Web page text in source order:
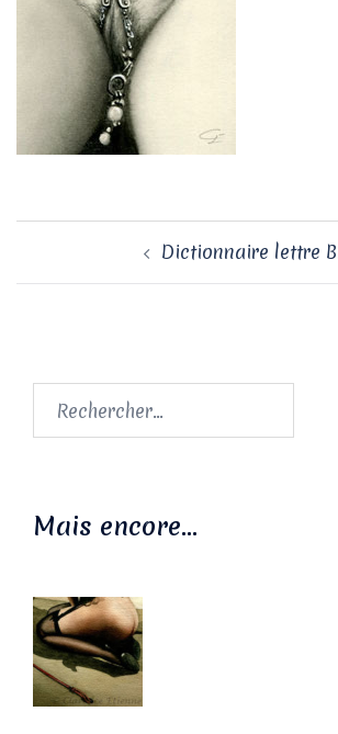
Dictionnaire lettre
Rechercher :
Mais encore…